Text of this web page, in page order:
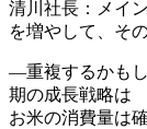
清川社長：メイ
を増やして、そ
―重複するかも
期の成長戦略は
お米の消費量は